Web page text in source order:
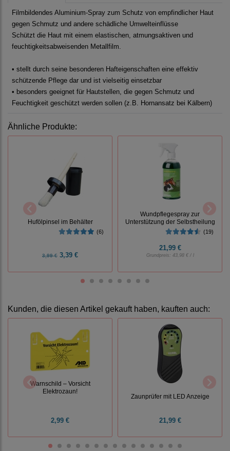
Filmbildendes Aluminium-Spray zum Schutz von empfindlicher Haut
gegen Schmutz und andere schädliche Umwelteinflüsse
Schützt die Haut mit einem elastischen, atmungsaktiven und
feuchtigkeitsabweisenden Metallfilm.
• stellt durch seine besonderen Hafteigenschaften eine effektiv
schützende Pflege dar und ist vielseitig einsetzbar
• besonders geeignet für Hautstellen, die gegen Schmutz und
Feuchtigkeit geschützt werden sollen (z.B. Hornansatz bei Kälbern)
Ähnliche Produkte:
Hufölpinsel im Behälter
(6)
3,99 € 3,39 €
Wundpflegespray zur
Unterstützung der Selbstheilung
(19)
21,99 €
Grundpreis: 43,98 € / l
Kunden, die diesen Artikel gekauft haben, kauften auch:
Warnschild – Vorsicht
Elektrozaun!
2,99 €
Zaunprüfer mit LED Anzeige
21,99 €